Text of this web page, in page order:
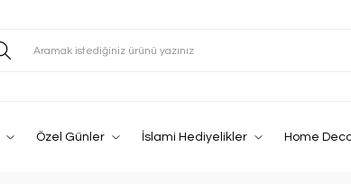
Özel Günler İslami Hediyelikler Home